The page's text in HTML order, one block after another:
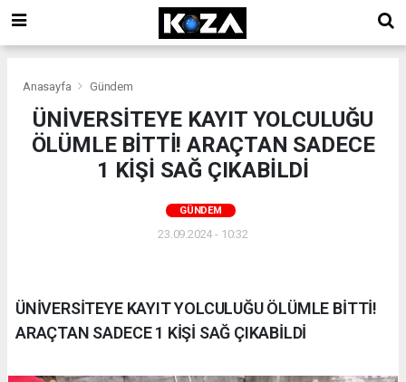
Anasayfa Gündem
ÜNİVERSİTEYE KAYIT YOLCULUĞU
ÖLÜMLE BİTTİ! ARAÇTAN SADECE
1 KİŞİ SAĞ ÇIKABİLDİ
GÜNDEM
23.09.2024 - 10:32
ÜNİVERSİTEYE KAYIT YOLCULUĞU ÖLÜMLE BİTTİ!
ARAÇTAN SADECE 1 KİŞİ SAĞ ÇIKABİLDİ